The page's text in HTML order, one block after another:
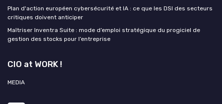
Plan d'action européen cybersécurité et IA : ce que les DSI des secteurs
critiques doivent anticiper
Maîtriser Inventra Suite : mode d’emploi stratégique du progiciel de
gestion des stocks pour l’entreprise
CIO at WORK !
MEDIA